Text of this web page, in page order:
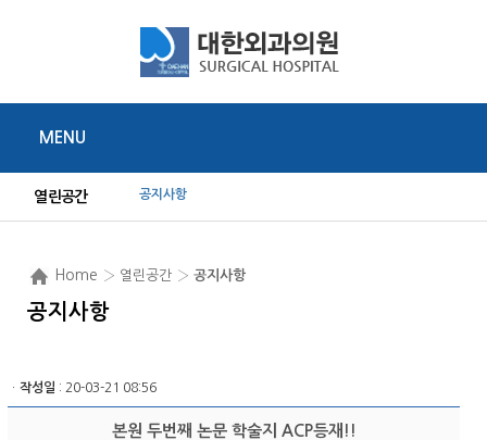
MENU
열린공간 공지사항
Home › 열린공간 › 공지사항
공지사항
ㆍ 작성일 : 20-03-21 08:56
본원 두번째 논문 학술지 ACP등재!!